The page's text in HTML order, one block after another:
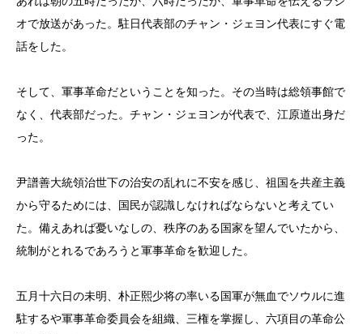
オで放送があった。駐日代表部のチャン・ジェヨン代表にすぐ電
話をした。
そして、軍事革命だということを知った。その当時は総領事館で
なく、代表部だった。チャン・ジェヨンが代表で、江原道出身だ
った。
尹譜善大統領治世下の治安の乱れに不安を感じ、祖国を共産主義
から守るためには、国民が認識しなければならないと考えてい
た。備えあれば憂いなしの、秩序のある国家を望んでいたから、
統制がとれるであろうと軍事革命を歓迎した。
五月十六日の未明、朴正熙少将の率いる国軍が無血でソウルに進
駐するや軍事革命委員会を組織、三権を掌握し、六項目の革命公